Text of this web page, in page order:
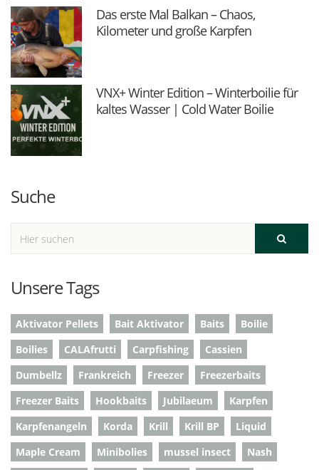
Das erste Mal Balkan – Chaos,
Kilometer und große Karpfen
VNX+ Winter Edition – Winterboilie für
kaltes Wasser | Cold Water Boilie
Suche
Unsere Tags
Aktivator Pellets Bait Aktivator Baits
Boilie
Boilies
CALAfrutti Carpfishing
Cassien
Dumbellz
Frankreich Freezer
Freezerbaits
Freezer Baits
Hookbaits Jubilaeum
Karpfen
Karpfenangeln
Korda Krill Krill BP
Liquid
Maple Cream
Minibolies mussel insect
Nash